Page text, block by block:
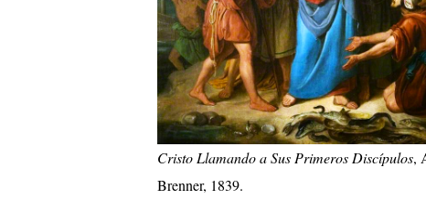
Cristo Llamando a Sus Primeros Discípulos,
Brenner, 1839.